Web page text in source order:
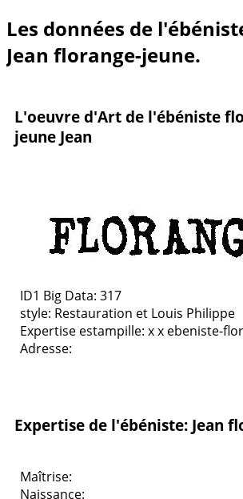
Les données de
Jean florange-jeune.
L'oeuvre d'Art de l'ébéniste
jeune Jean
ID1 Big Data: 317
style: Restauration et Louis Philippe
Expertise estampille: x x ebeniste-
Adresse:
Expertise de l'ébéniste: Jean
Maîtrise:
Naissance: